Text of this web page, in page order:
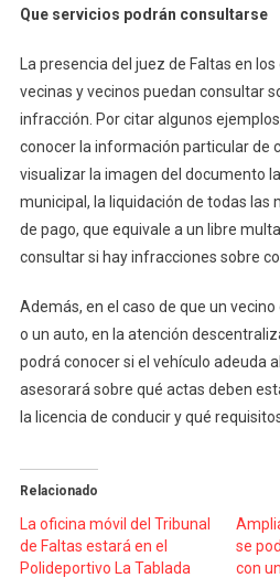
Que servicios podrán consultarse
La presencia del juez de Faltas en
vecinas y vecinos puedan consultar
infracción. Por citar algunos
conocer la información particular de
visualizar la imagen del documento
municipal, la liquidación de todas
de pago, que equivale a un libre
consultar si hay infracciones sobre
Además, en el caso de que un
o un auto, en la atención
podrá conocer si el vehículo adeuda
asesorará sobre qué actas deben
la licencia de conducir y qué
Relacionado
La oficina móvil del Tribunal
de Faltas estará en el
Polideportivo La Tablada
se
con